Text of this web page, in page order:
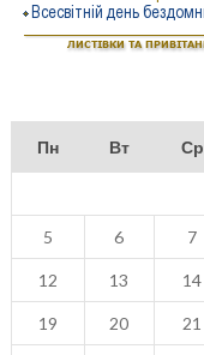
Пн Вт Ср
5 6 7
12 13 14
19 20 21